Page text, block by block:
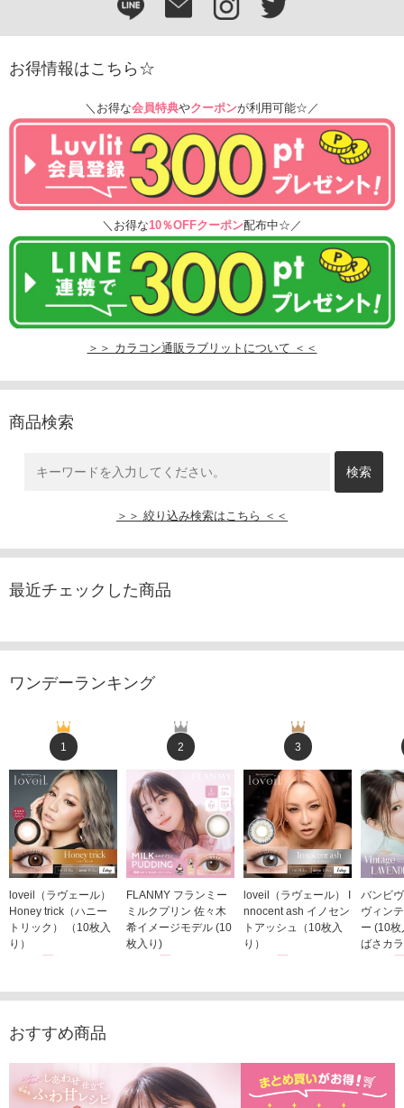
お得情報はこちら☆
＼お得な会員特典やクーポンが利用可能☆／
＼お得な10％OFFクーポン配布中☆／
＞＞ カラコン通販ラブリットについて ＜＜
商品検索
＞＞ 絞り込み検索はこちら ＜＜
最近チェックした商品
ワンデーランキング
1
loveil（ラヴェール）
Honey trick（ハニー
トリック） （10枚入
り）
2
FLANMY フランミー
ミルクプリン 佐々木
希イメージモデル (10
枚入り)
3
loveil（ラヴェール） I
nnocent ash イノセン
トアッシュ（10枚入
り）
バンビ
ヴィン
ー (10
ばさカ
おすすめ商品